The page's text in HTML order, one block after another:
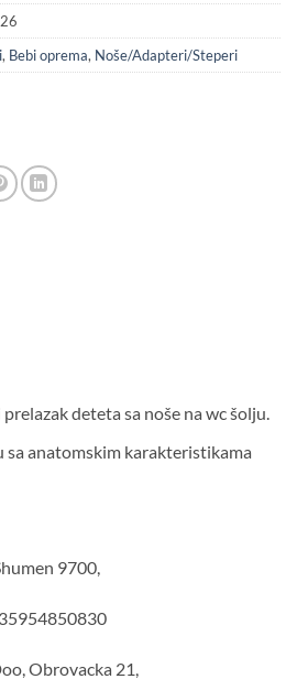
, Bebi oprema, Noše/Adapteri/Steperi
deteta sa noše na wc šolju.
sa anatomskim karakteristikama
9700,
Obrovacka 21,